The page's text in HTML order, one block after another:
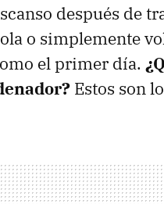
después de
o simplemente
el primer día.
Estos son